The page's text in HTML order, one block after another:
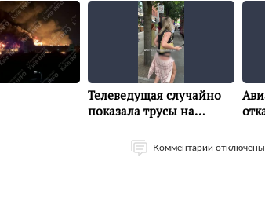
Комментарии отключены